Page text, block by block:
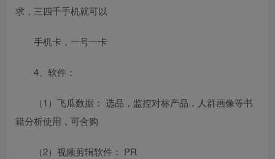
求，三四千手机就可以
手机卡，一号一卡
4、软件：
（1）飞瓜数据： 选品，监控对标产品，人群画像等书
籍分析使用，可合购
（2）视频剪辑软件： PR